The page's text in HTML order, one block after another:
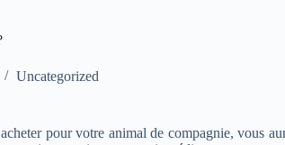
Uncategorized
pour votre animal de compagnie, vous